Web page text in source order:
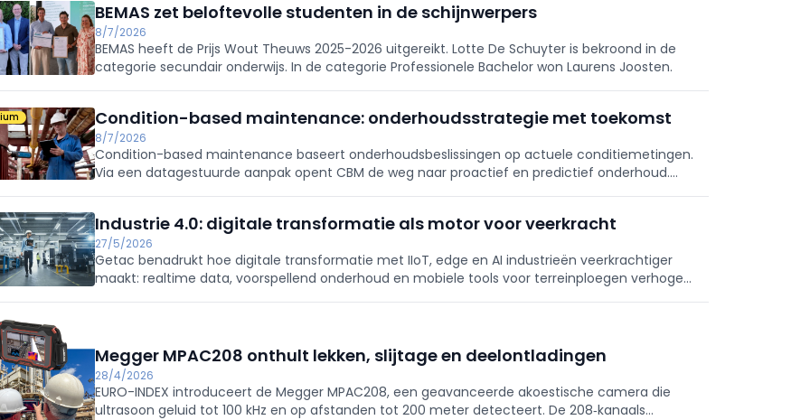
BEMAS zet beloftevolle studenten in de schijnwerpers
8/7/2026
BEMAS heeft de Prijs Wout Theuws 2025-2026 uitgereikt. Lotte De Schuyter is bekroond in de
categorie secundair onderwijs. In de categorie Professionele Bachelor won Laurens Joosten.
Condition-based maintenance: onderhoudsstrategie met toekomst
8/7/2026
Condition-based maintenance baseert onderhoudsbeslissingen op actuele conditiemetingen.
Via een datagestuurde aanpak opent CBM de weg naar proactief en predictief onderhoud.
Industrie 4.0: digitale transformatie als motor voor veerkracht
27/5/2026
Getac benadrukt hoe digitale transformatie met IIoT, edge en AI industrieën veerkrachtiger
maakt: realtime data, voorspellend onderhoud en mobiele tools voor terreinploegen verhogen
Megger MPAC208 onthult lekken, slijtage en deelontladingen
28/4/2026
EURO-INDEX introduceert de Megger MPAC208, een geavanceerde akoestische camera die
ultrasoon geluid tot 100 kHz en op afstanden tot 200 meter detecteert. De 208‑kanaals